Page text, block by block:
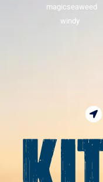
magicseaweed
windy